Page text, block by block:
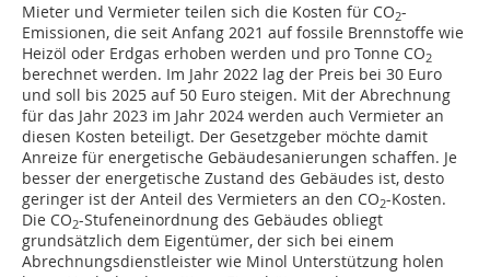
Mieter und Vermieter teilen sich die Kosten für CO2-
Emissionen, die seit Anfang 2021 auf fossile Brennstoffe wie
Heizöl oder Erdgas erhoben werden und pro Tonne CO2
berechnet werden. Im Jahr 2022 lag der Preis bei 30 Euro
und soll bis 2025 auf 50 Euro steigen. Mit der Abrechnung
für das Jahr 2023 im Jahr 2024 werden auch Vermieter an
diesen Kosten beteiligt. Der Gesetzgeber möchte damit
Anreize für energetische Gebäudesanierungen schaffen. Je
besser der energetische Zustand des Gebäudes ist, desto
geringer ist der Anteil des Vermieters an den CO2-Kosten.
Die CO2-Stufeneinordnung des Gebäudes obliegt
grundsätzlich dem Eigentümer, der sich bei einem
Abrechnungsdienstleister wie Minol Unterstützung holen